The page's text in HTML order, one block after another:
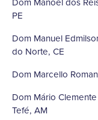
PE
Dom Manuel
do Norte, CE
Dom Marcello
Dom Mário
Tefé, AM